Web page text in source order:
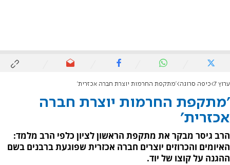
ערוץ 7 כיפה סרוגה 'מתקפת החרמות יוצרת חברה אכזרית'
'מתקפת החרמות יוצרת חברה
אכזרית'
הרב גיסר מבקר את מתקפת הראשון לציון כלפי הרב מלמד:
האיומים והכרוזים יוצרים חברה אכזרית שפוגעת ברבנים בשם
ההגנה על קוצו של יוד.